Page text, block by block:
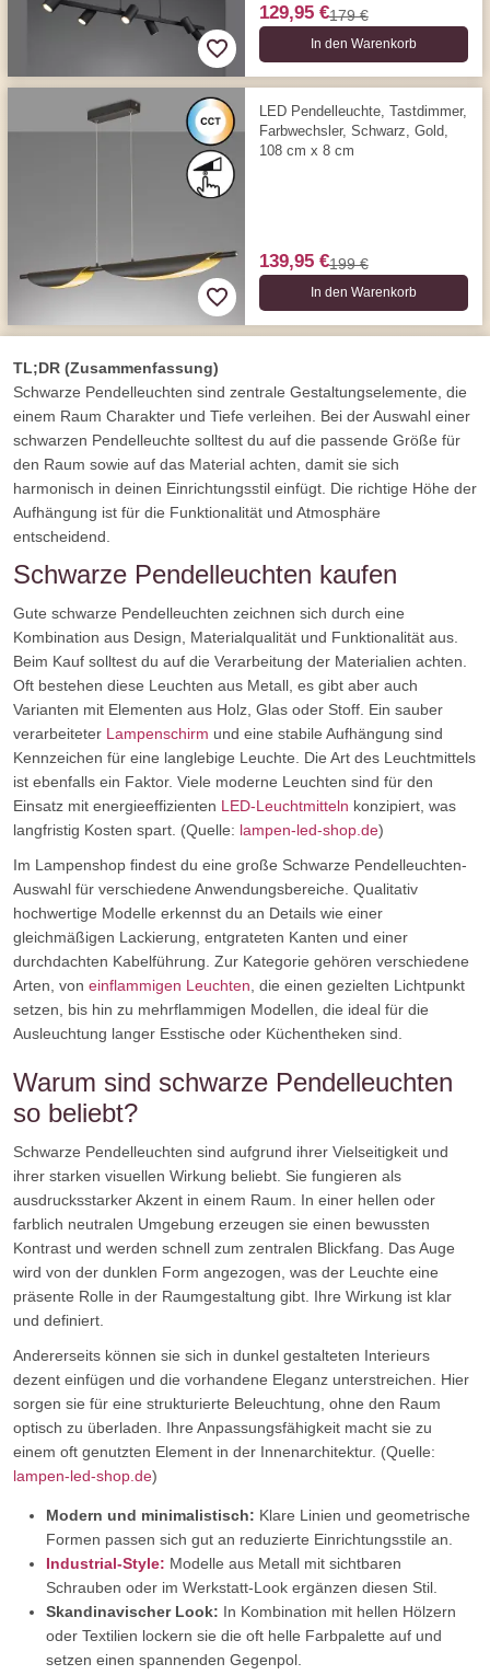
129,95 €179 €
In den Warenkorb
LED Pendelleuchte, Tastdimmer,
Farbwechsler, Schwarz, Gold,
108 cm x 8 cm
139,95 €199 €
In den Warenkorb
TL;DR (Zusammenfassung)
Schwarze Pendelleuchten sind zentrale Gestaltungselemente, die
einem Raum Charakter und Tiefe verleihen. Bei der Auswahl einer
schwarzen Pendelleuchte solltest du auf die passende Größe für
den Raum sowie auf das Material achten, damit sie sich
harmonisch in deinen Einrichtungsstil einfügt. Die richtige Höhe der
Aufhängung ist für die Funktionalität und Atmosphäre
entscheidend.
Schwarze Pendelleuchten kaufen
Gute schwarze Pendelleuchten zeichnen sich durch eine
Kombination aus Design, Materialqualität und Funktionalität aus.
Beim Kauf solltest du auf die Verarbeitung der Materialien achten.
Oft bestehen diese Leuchten aus Metall, es gibt aber auch
Varianten mit Elementen aus Holz, Glas oder Stoff. Ein sauber
verarbeiteter Lampenschirm und eine stabile Aufhängung sind
Kennzeichen für eine langlebige Leuchte. Die Art des Leuchtmittels
ist ebenfalls ein Faktor. Viele moderne Leuchten sind für den
Einsatz mit energieeffizienten LED-Leuchtmitteln konzipiert, was
langfristig Kosten spart. (Quelle: lampen-led-shop.de)
Im Lampenshop findest du eine große Schwarze Pendelleuchten-
Auswahl für verschiedene Anwendungsbereiche. Qualitativ
hochwertige Modelle erkennst du an Details wie einer
gleichmäßigen Lackierung, entgrateten Kanten und einer
durchdachten Kabelführung. Zur Kategorie gehören verschiedene
Arten, von einflammigen Leuchten , die einen gezielten Lichtpunkt
setzen, bis hin zu mehrflammigen Modellen, die ideal für die
Ausleuchtung langer Esstische oder Küchentheken sind.
Warum sind schwarze Pendelleuchten
so beliebt?
Schwarze Pendelleuchten sind aufgrund ihrer Vielseitigkeit und
ihrer starken visuellen Wirkung beliebt. Sie fungieren als
ausdrucksstarker Akzent in einem Raum. In einer hellen oder
farblich neutralen Umgebung erzeugen sie einen bewussten
Kontrast und werden schnell zum zentralen Blickfang. Das Auge
wird von der dunklen Form angezogen, was der Leuchte eine
präsente Rolle in der Raumgestaltung gibt. Ihre Wirkung ist klar
und definiert.
Andererseits können sie sich in dunkel gestalteten Interieurs
dezent einfügen und die vorhandene Eleganz unterstreichen. Hier
sorgen sie für eine strukturierte Beleuchtung, ohne den Raum
optisch zu überladen. Ihre Anpassungsfähigkeit macht sie zu
einem oft genutzten Element in der Innenarchitektur. (Quelle:
lampen-led-shop.de)
Modern und minimalistisch: Klare Linien und geometrische
Formen passen sich gut an reduzierte Einrichtungsstile an.
Industrial-Style: Modelle aus Metall mit sichtbaren
Schrauben oder im Werkstatt-Look ergänzen diesen Stil.
Skandinavischer Look: In Kombination mit hellen Hölzern
oder Textilien lockern sie die oft helle Farbpalette auf und
setzen einen spannenden Gegenpol.